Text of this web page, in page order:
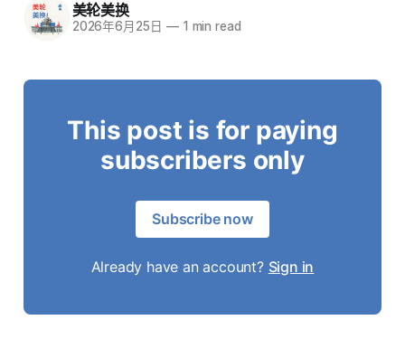
美轮美换
2026年6月25日 —1 min read
This post is for paying
subscribers only
Subscribe now
Already have an account? Sign in